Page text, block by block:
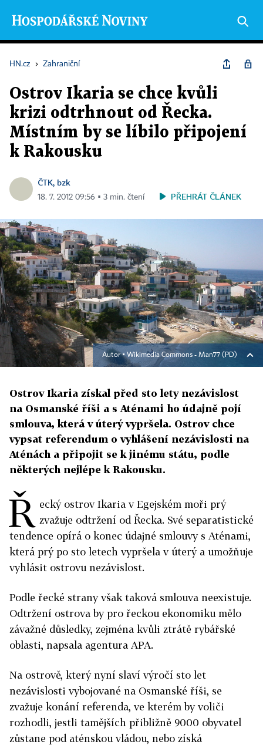
HN.cz › Zahraniční
Ostrov Ikaria se chce kvůli
krizi odtrhnout od Řecka.
Místním by se líbilo připojení
k Rakousku
ČTK, bzk
18. 7. 2012 09:56 ▪ 3 min. čtení PŘEHRÁT ČLÁNEK
Autor ▪Wikimedia Commons - Man77 (PD)
Ostrov Ikaria získal před sto lety nezávislost
na Osmanské říši a s Aténami ho údajně pojí
smlouva, která v úterý vypršela. Ostrov chce
vypsat referendum o vyhlášení nezávislosti na
Aténách a připojit se k jinému státu, podle
některých nejlépe k Rakousku.
Ř ecký ostrov Ikaria v Egejském moři prý
zvažuje odtržení od Řecka. Své separatistické
tendence opírá o konec údajné smlouvy s Aténami,
která prý po sto letech vypršela v úterý a umožňuje
vyhlásit ostrovu nezávislost.
Podle řecké strany však taková smlouva neexistuje.
Odtržení ostrova by pro řeckou ekonomiku mělo
závažné důsledky, zejména kvůli ztrátě rybářské
oblasti, napsala agentura APA.
Na ostrově, který nyní slaví výročí sto let
nezávislosti vybojované na Osmanské říši, se
zvažuje konání referenda, ve kterém by voliči
rozhodli, jestli tamějších přibližně 9000 obyvatel
zůstane pod aténskou vládou, nebo získá